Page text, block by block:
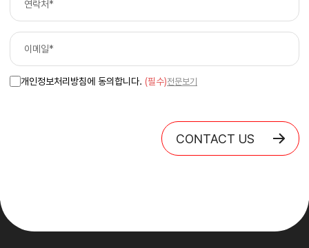
개인정보처리방침에 동의합니다. (필수)전문보기
CONTACT US